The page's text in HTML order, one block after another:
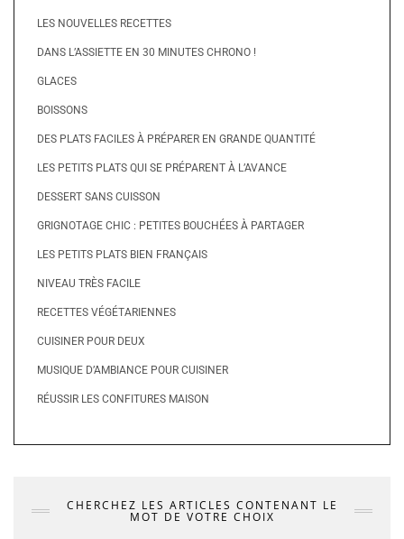
LES NOUVELLES RECETTES
DANS L’ASSIETTE EN 30 MINUTES CHRONO !
GLACES
BOISSONS
DES PLATS FACILES À PRÉPARER EN GRANDE QUANTITÉ
LES PETITS PLATS QUI SE PRÉPARENT À L’AVANCE
DESSERT SANS CUISSON
GRIGNOTAGE CHIC : PETITES BOUCHÉES À PARTAGER
LES PETITS PLATS BIEN FRANÇAIS
NIVEAU TRÈS FACILE
RECETTES VÉGÉTARIENNES
CUISINER POUR DEUX
MUSIQUE D’AMBIANCE POUR CUISINER
RÉUSSIR LES CONFITURES MAISON
CHERCHEZ LES ARTICLES CONTENANT LE
MOT DE VOTRE CHOIX